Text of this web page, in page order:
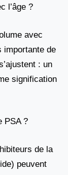
l’âge ?
avec
importante de
: un
signification
PSA ?
de la
peuvent